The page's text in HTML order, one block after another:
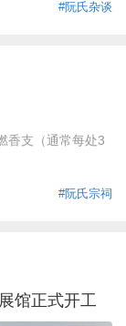
#阮氏杂谈
香支（通常每处3
#阮氏宗祠
馆正式开工